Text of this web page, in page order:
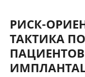
РИСК-
ТАКТИКА